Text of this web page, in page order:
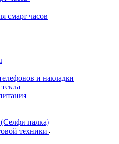
смарт часов
и накладки
палка)
техники